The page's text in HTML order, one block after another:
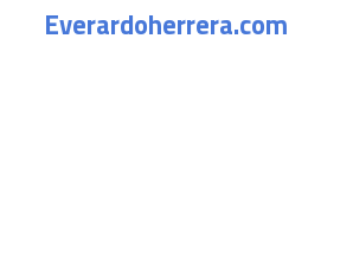
Everardoherrera.com